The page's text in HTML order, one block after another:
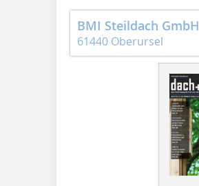
BMI Steildach GmbH
61440 Oberursel